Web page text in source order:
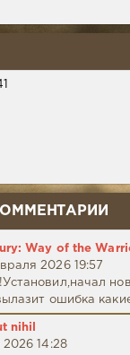
Way of the
2026 19:57
ошибка
nihil
14:28